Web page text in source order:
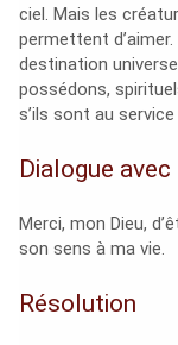
ciel. Mais les
permettent d’aimer.
destination
possédons,
s’ils sont au
Dialogue
Merci, mon Dieu,
son sens à ma vie.
Résolution